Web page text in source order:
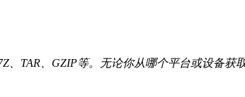
TAR、GZIP等。无论你从哪个平台或设备获